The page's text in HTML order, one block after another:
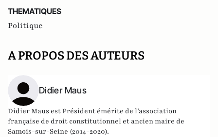
THEMATIQUES
Politique
A PROPOS DES AUTEURS
Didier Maus
Didier Maus est Président émérite de l’association
française de droit constitutionnel et ancien maire de
Samois-sur-Seine (2014-2020).